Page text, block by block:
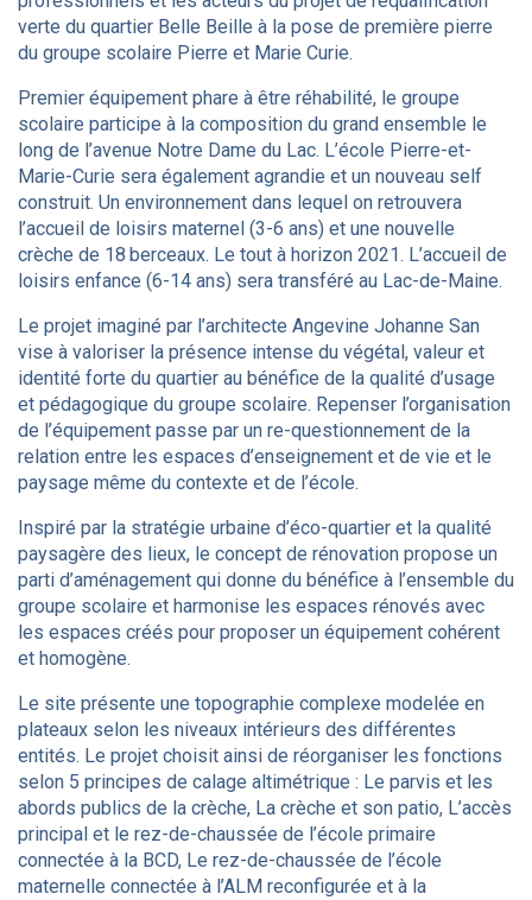
verte du quartier Belle Beille à la pose de première pierre
du groupe scolaire Pierre et Marie Curie.
Premier équipement phare à être réhabilité, le groupe
scolaire participe à la composition du grand ensemble le
long de l’avenue Notre Dame du Lac. L’école Pierre-et-
Marie-Curie sera également agrandie et un nouveau self
construit. Un environnement dans lequel on retrouvera
l’accueil de loisirs maternel (3-6 ans) et une nouvelle
crèche de 18 berceaux. Le tout à horizon 2021. L’accueil de
loisirs enfance (6-14 ans) sera transféré au Lac-de-Maine.
Le projet imaginé par l’architecte Angevine Johanne San
vise à valoriser la présence intense du végétal, valeur et
identité forte du quartier au bénéfice de la qualité d’usage
et pédagogique du groupe scolaire. Repenser l’organisation
de l’équipement passe par un re-questionnement de la
relation entre les espaces d’enseignement et de vie et le
paysage même du contexte et de l’école.
Inspiré par la stratégie urbaine d’éco-quartier et la qualité
paysagère des lieux, le concept de rénovation propose un
parti d’aménagement qui donne du bénéfice à l’ensemble du
groupe scolaire et harmonise les espaces rénovés avec
les espaces créés pour proposer un équipement cohérent
et homogène.
Le site présente une topographie complexe modelée en
plateaux selon les niveaux intérieurs des différentes
entités. Le projet choisit ainsi de réorganiser les fonctions
selon 5 principes de calage altimétrique : Le parvis et les
abords publics de la crèche, La crèche et son patio, L’accès
principal et le rez-de-chaussée de l’école primaire
connectée à la BCD, Le rez-de-chaussée de l’école
maternelle connectée à l’ALM reconfigurée et à la